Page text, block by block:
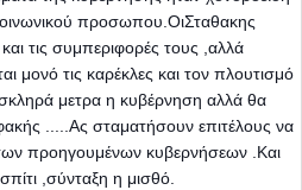
προσωπου.ΟιΣταθακης
τις συμπεριφορές τους ,αλλά
τις καρέκλες και τον πλουτισμό
μετρα η κυβέρνηση αλλά θα
.....Ας σταματήσουν επιτέλους να
των προηγουμένων κυβερνήσεων .Και
,σύνταξη η μισθό.